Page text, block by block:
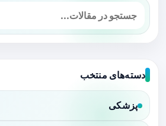
دسته‌های منتخب
پزشکی